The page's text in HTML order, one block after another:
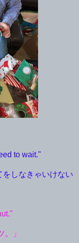
to wait."
しなきゃいけない
。」